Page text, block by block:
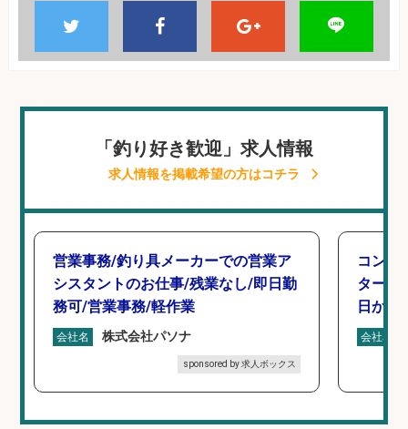
「釣り好き歓迎」求人情報
求人情報を掲載希望の方はコチラ
営業事務/釣り具メーカーでの営業ア
シスタントのお仕事/残業なし/即日勤
務可/営業事務/軽作業
会社名 株式会社パソナ
sponsored by 求人ボックス
コンビ
タート
日から
会社名